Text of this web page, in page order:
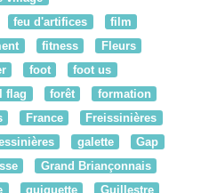
feu d'artifices
film
fitness
Fleurs
foot
foot us
flag forêt
formation
France
Freissinières
galette
Gap
Grand Briançonnais
guiguette
Guillestre